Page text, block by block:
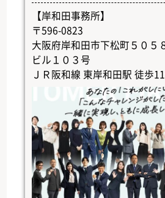
【岸和田事務所】
〒596-0823
大阪府岸和田市下松町５０
ビル１０３号
ＪＲ阪和線 東岸和田駅 徒歩